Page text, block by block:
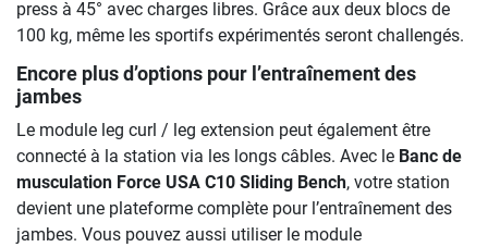
press à 45° avec charges libres. Grâce aux deux blocs de
100 kg, même les sportifs expérimentés seront challengés.
Encore plus d’options pour l’entraînement des
jambes
Le module leg curl / leg extension peut également être
connecté à la station via les longs câbles. Avec le Banc de
musculation Force USA C10 Sliding Bench, votre station
devient une plateforme complète pour l’entraînement des
jambes. Vous pouvez aussi utiliser le module